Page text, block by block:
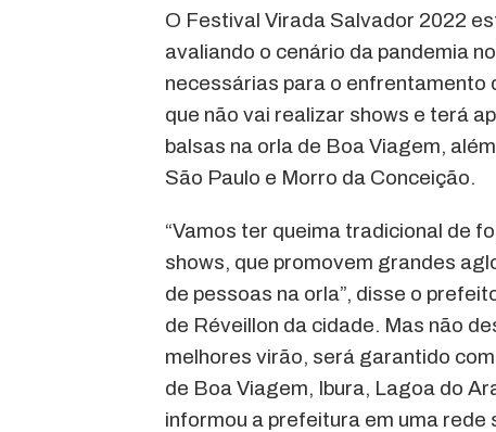
O Festival Virada Salvador 2022
avaliando o cenário da pandemia
necessárias para o enfrentamento
que não vai realizar shows e terá
balsas na orla de Boa Viagem,
São Paulo e Morro da Conceição.
“Vamos ter queima tradicional de
shows, que promovem grandes
de pessoas na orla”, disse o
de Réveillon da cidade. Mas não
melhores virão, será garantido
de Boa Viagem, Ibura, Lagoa do
informou a prefeitura em uma rede